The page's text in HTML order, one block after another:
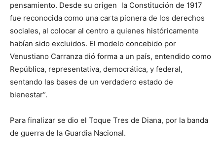
pensamiento. Desde su origen la Constitución de 1917
fue reconocida como una carta pionera de los derechos
sociales, al colocar al centro a quienes históricamente
habían sido excluidos. El modelo concebido por
Venustiano Carranza dió forma a un país, entendido como
República, representativa, democrática, y federal,
sentando las bases de un verdadero estado de
bienestar”.
Para finalizar se dio el Toque Tres de Diana, por la banda
de guerra de la Guardia Nacional.